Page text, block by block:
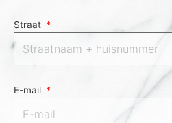
Straat
E-mail